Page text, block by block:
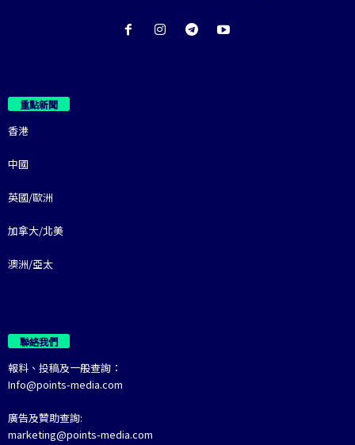
重點新聞
香港
中國
英國/歐洲
加拿大/北美
澳洲/亞太
聯絡我們
報料、投稿及一般查詢：
Info@points-media.com
廣告及贊助查詢:
marketing@points-media.com